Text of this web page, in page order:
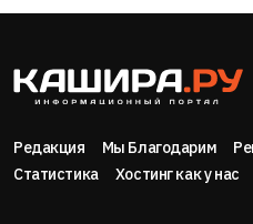
Редакция Мы Благодарим
Статистика
Хостинг как у нас